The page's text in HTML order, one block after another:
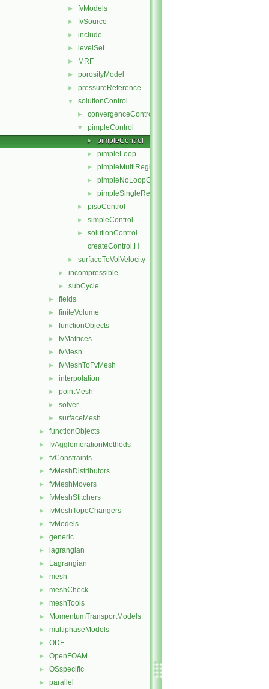
► fvModels
► fvSource
► include
► levelSet
► MRF
► porosityModel
► pressureReference
▼ solutionControl
► convergenceControl
▼ pimpleControl
► pimpleControl
► pimpleLoop
► pimpleMultiRegionControl
► pimpleNoLoopControl
► pimpleSingleRegionControl
► pisoControl
► simpleControl
►
solutionControl
createControl.H
► surfaceToVolVelocity
► incompressible
► subCycle
► fields
► finiteVolume
► functionObjects
► fvMatrices
► fvMesh
► fvMeshToFvMesh
► interpolation
► pointMesh
► solver
► surfaceMesh
► functionObjects
► fvAgglomerationMethods
► fvConstraints
► fvMeshDistributors
► fvMeshMovers
► fvMeshStitchers
► fvMeshTopoChangers
► fvModels
► generic
► lagrangian
► Lagrangian
► mesh
► meshCheck
► meshTools
► MomentumTransportModels
► multiphaseModels
► ODE
► OpenFOAM
► OSspecific
► parallel